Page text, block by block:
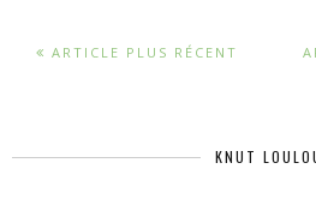
ARTICLE PLUS RÉCENT
KNUT